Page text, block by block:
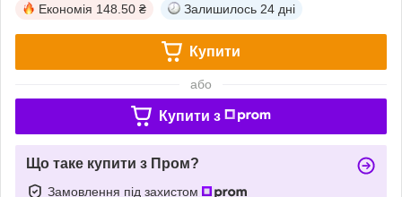
Економія 148.50 ₴ Залишилось 24 дні
Купити
або
Купити з
Що таке купити з Пром?
Замовлення під захистом